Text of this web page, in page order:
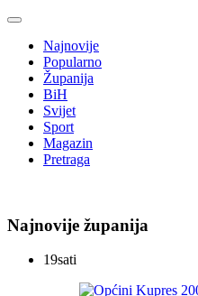
Najnovije
Popularno
Županija
BiH
Svijet
Sport
Magazin
Pretraga
Najnovije županija
19sati